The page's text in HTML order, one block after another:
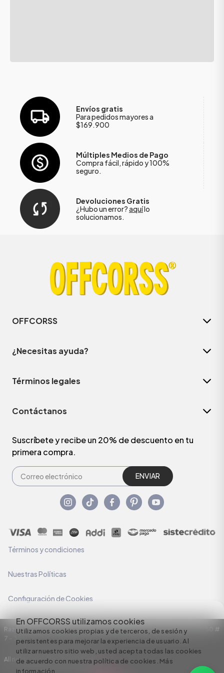
En OFFCORSS utilizamos cookies
Utilizamos cookies propias y de terceros, de sesión y
persistentes para mejorar la experiencia de usuario. Al
utilizar nuestro sitio web, usted acepta todas las cookies
de acuerdo con nuestra política de cookies. Más
información
Envíos gratis
Para pedidos mayores a
$169.900
Múltiples Medios de Pago
Compra fácil, rápido y 100%
seguro.
Devoluciones Gratis
¿Hubo un error?aquílo
solucionamos.
OFFCORSS
¿Necesitas ayuda?
Términos legales
Contáctanos
Suscríbete y recibe un 20% de descuento en tu
primera compra.
ENVIAR
Términos y condiciones
Nuestras Políticas
Configuración de Cookies
Razón Social: C.I HERMECO S.A. NIT: 890924167-6 Dirección: Carrera 50 #
7 – 35
All rights reserved empowered by